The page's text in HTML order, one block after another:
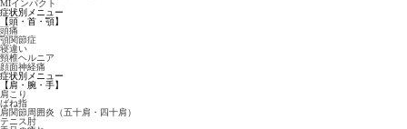
MIインパクト
症状別メニュー
【頭・首・顎】
頭痛
顎関節症
寝違い
頸椎ヘルニア
顔面神経痛
症状別メニュー
【肩・腕・手】
肩こり
ばね指
肩関節周囲炎（五十肩・四十肩）
テニス肘